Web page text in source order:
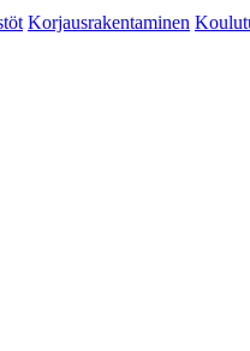
Korjausrakentaminen